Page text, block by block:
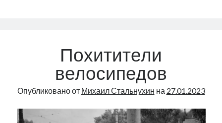
Похитители
велосипедов
Опубликовано от Михаил Стальнухин на 27.01.2023